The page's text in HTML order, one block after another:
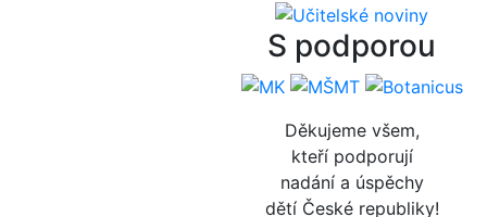
S podporou
Děkujeme všem,
kteří podporují
nadání a úspěchy
dětí České republiky!